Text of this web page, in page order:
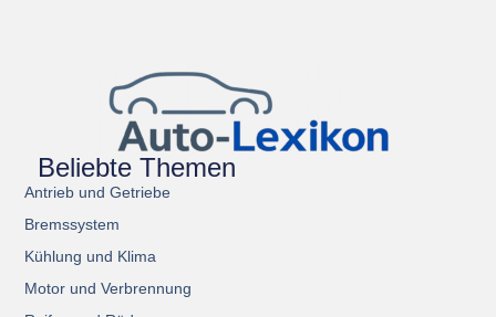
Beliebte Themen
Antrieb und Getriebe
Bremssystem
Kühlung und Klima
Motor und Verbrennung